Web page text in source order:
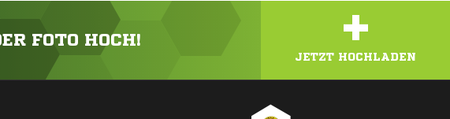
FOTO HOCH! +
JETZT HOCHLADEN